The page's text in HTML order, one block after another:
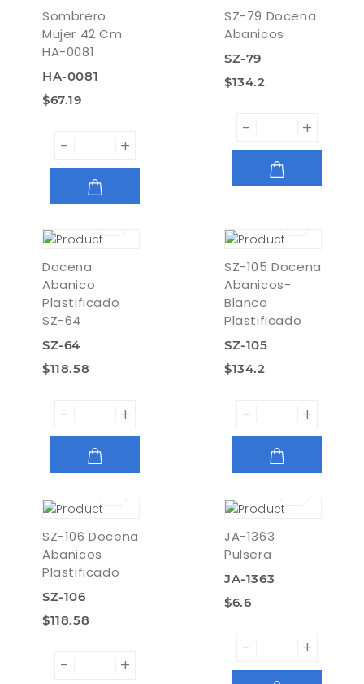
Sombrero
Mujer 42 Cm
HA-0081
HA-0081
$67.19
- +
SZ-79 Docena
Abanicos
SZ-79
$134.2
- +
Docena
Abanico
Plastificado
SZ-64
SZ-64
$118.58
- +
SZ-105 Docena
Abanicos-
Blanco
Plastificado
SZ-105
$134.2
- +
SZ-106 Docena
Abanicos
Plastificado
SZ-106
$118.58
- +
JA-1363
Pulsera
JA-1363
$6.6
- +